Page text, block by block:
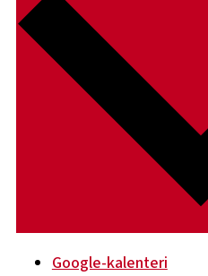
Google-kalenteri